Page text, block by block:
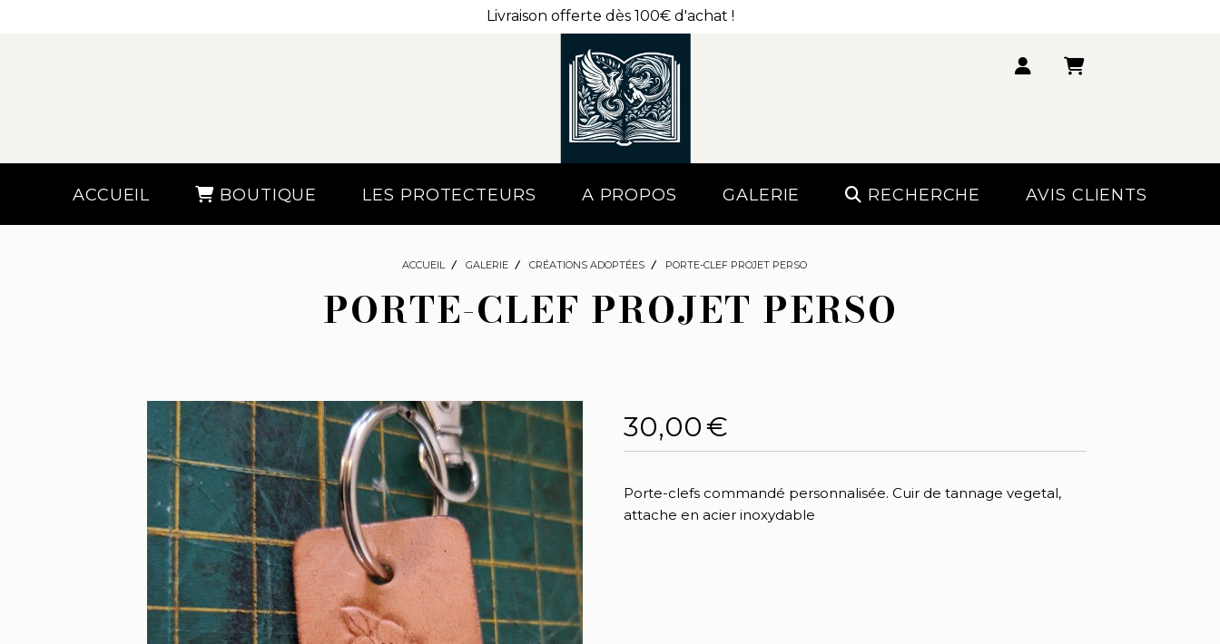
Livraison offerte dès 100€ d'achat !
ACCUEIL BOUTIQUE LES PROTECTEURS A PROPOS GALERIE RECHERCHE AVIS CLIENTS
ACCUEIL GALERIE CRÉATIONS ADOPTÉES PORTE-CLEF PROJET PERSO
PORTE-CLEF PROJET PERSO
30,00€
Porte-clefs commandé personnalisée. Cuir de tannage vegetal,
attache en acier inoxydable